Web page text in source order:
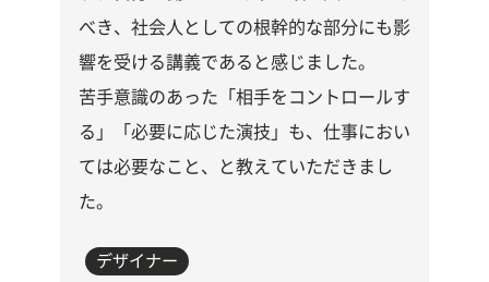
べき、社会人としての根幹的な部分にも影
響を受ける講義であると感じました。
苦手意識のあった「相手をコントロールす
る」「必要に応じた演技」も、仕事におい
ては必要なこと、と教えていただきまし
た。
デザイナー